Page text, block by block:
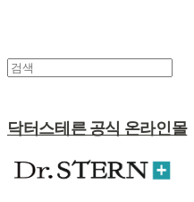
닥터스테른 공식 온라인몰